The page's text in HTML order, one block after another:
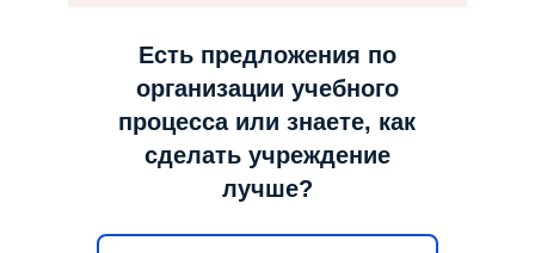
Есть предложения по
организации учебного
процесса или знаете, как
сделать учреждение
лучше?